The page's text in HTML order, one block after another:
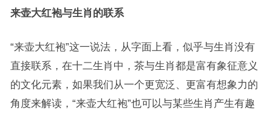
来壶大红袍与生肖的联系
“来壶大红袍”这一说法，从字面上看，似乎与生肖没有
直接联系，在十二生肖中，茶与生肖都是富有象征意义
的文化元素，如果我们从一个更宽泛、更富有想象力的
角度来解读，“来壶大红袍”也可以与某些生肖产生有趣